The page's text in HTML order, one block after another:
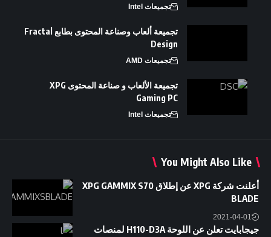
تجميعات Intel
تجميعة ألعاب وصناعة المحتوى بطابع Fractal
Design
تجميعات AMD
تجميعة الألعاب و صناعة المحتوى XPG
Gaming PC
تجميعات Intel
You Might Also Like
أعلنت شركة XPG عن إطلاق XPG GAMMIX S70
BLADE
2021-04-01
جيجابايت تعلن عن اللوحة H110-D3A لمنصات